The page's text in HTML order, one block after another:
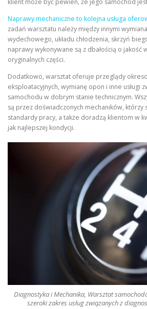
Naprawy mechaniczne to kolejna usługa
zadań warsztatu należy między innymi
wydechowego, układu chłodzenia, skrzyń
naprawy wykonywane są z dbałością o jakość
oryginalnych części.
Dodatkowo, warsztat oferuje przeglądy
eksploatacyjnych, wymianę opon i inne usługi
samochodu w dobrym stanie technicznym.
są przez doświadczonych mechaników, którzy
standardy pracy, a także doradzą klientom w
jak najlepszej kondycji.
Diagnostyka i Mechanika, Warsztat
szeroki zakres usług związanych z